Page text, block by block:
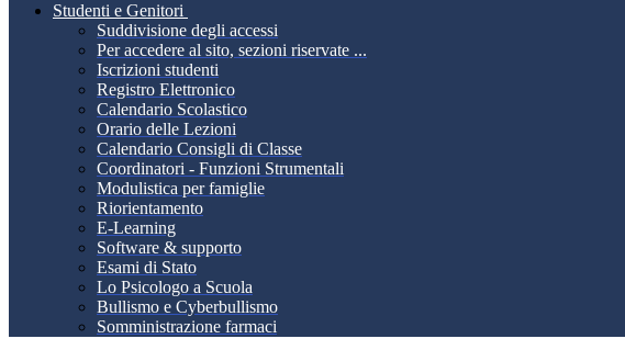
Studenti e Genitori
Suddivisione degli accessi
Per accedere al sito, sezioni riservate ...
Iscrizioni studenti
Registro Elettronico
Calendario Scolastico
Orario delle Lezioni
Calendario Consigli di Classe
Coordinatori - Funzioni Strumentali
Modulistica per famiglie
Riorientamento
E-Learning
Software & supporto
Esami di Stato
Lo Psicologo a Scuola
Bullismo e Cyberbullismo
Somministrazione farmaci